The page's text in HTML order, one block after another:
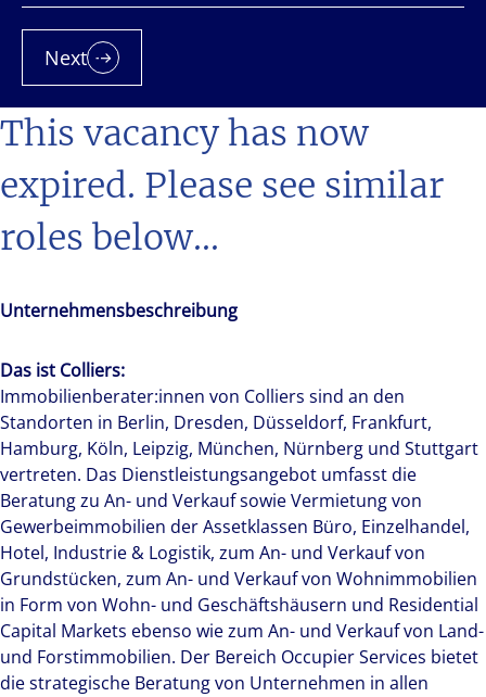
This vacancy has now
expired. Please see similar
roles below...
Unternehmensbeschreibung
Das ist Colliers:
Immobilienberater:innen von Colliers sind an den
Standorten in Berlin, Dresden, Düsseldorf, Frankfurt,
Hamburg, Köln, Leipzig, München, Nürnberg und Stuttgart
vertreten. Das Dienstleistungsangebot umfasst die
Beratung zu An- und Verkauf sowie Vermietung von
Gewerbeimmobilien der Assetklassen Büro, Einzelhandel,
Hotel, Industrie & Logistik, zum An- und Verkauf von
Grundstücken, zum An- und Verkauf von Wohnimmobilien
in Form von Wohn- und Geschäftshäusern und Residential
Capital Markets ebenso wie zum An- und Verkauf von Land-
und Forstimmobilien. Der Bereich Occupier Services bietet
die strategische Beratung von Unternehmen in allen
Next